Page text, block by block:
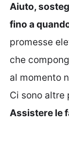
Aiuto,
fino a
promesse
che
al momento
Ci sono altre
Assistere le